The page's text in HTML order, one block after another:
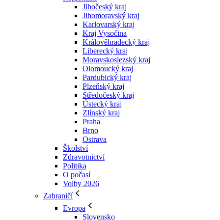
Jihočeský kraj
Jihomoravský kraj
Karlovarský kraj
Kraj Vysočina
Králověhradecký kraj
Liberecký kraj
Moravskoslezský kraj
Olomoucký kraj
Pardubický kraj
Plzeňský kraj
Středočeský kraj
Ústecký kraj
Zlínský kraj
Praha
Brno
Ostrava
Školství
Zdravotnictví
Politika
O počasí
Volby 2026
Zahraničí
Evropa
Slovensko